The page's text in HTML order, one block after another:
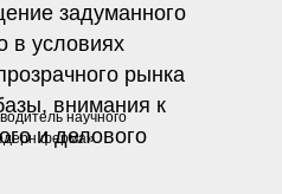
задуманного
в условиях
рынка
внимания к
и делового
научного
ферма»